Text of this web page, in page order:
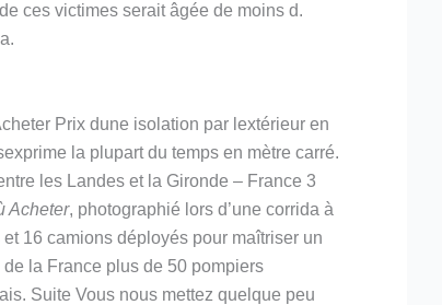
ces victimes serait âgée de moins d.
Prix dune isolation par lextérieur en
la plupart du temps en mètre carré.
les Landes et la Gironde – France 3
Acheter, photographié lors d’une corrida à
16 camions déployés pour maîtriser un
la France plus de 50 pompiers
Suite Vous nous mettez quelque peu